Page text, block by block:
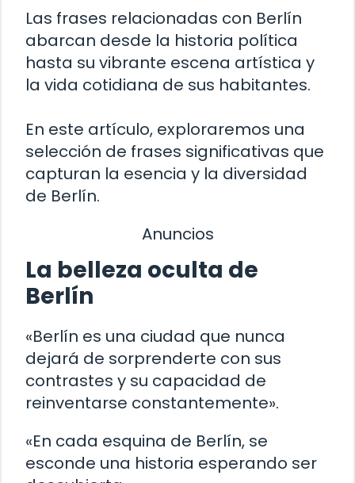
Las frases relacionadas con Berlín
abarcan desde la historia política
hasta su vibrante escena artística y
la vida cotidiana de sus habitantes.
En este artículo, exploraremos una
selección de frases significativas que
capturan la esencia y la diversidad
de Berlín.
Anuncios
La belleza oculta de
Berlín
«Berlín es una ciudad que nunca
dejará de sorprenderte con sus
contrastes y su capacidad de
reinventarse constantemente».
«En cada esquina de Berlín, se
esconde una historia esperando ser